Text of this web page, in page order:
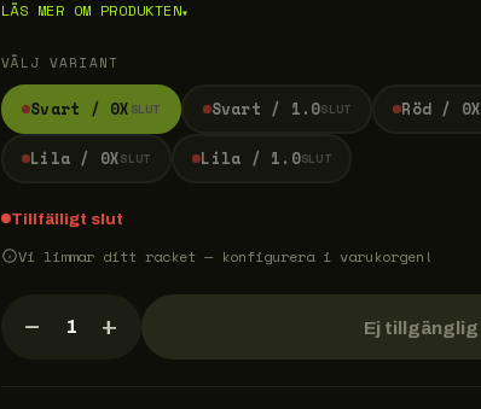
LÄS MER OM PRODUKTEN▾
VÄLJ VARIANT
Svart / 0X SLUT Svart / 1.0SLUT Röd / 0X
Lila / 0XSLUT Lila / 1.0SLUT
Tillfälligt slut
Vi limmar ditt racket — konfigurera i varukorgen!
− 1 + Ej tillgänglig